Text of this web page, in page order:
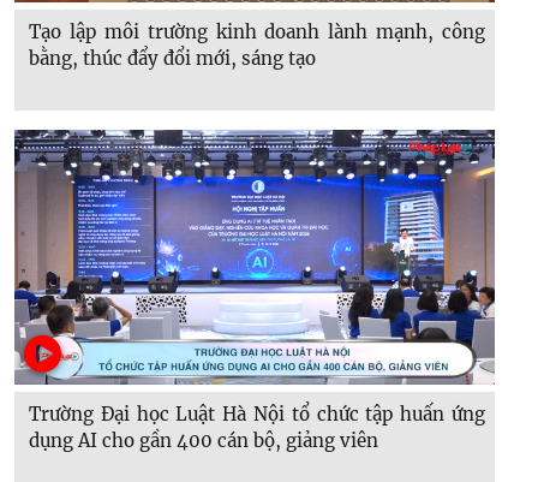
Tạo lập môi trường kinh doanh lành mạnh, công
bằng, thúc đẩy đổi mới, sáng tạo
Trường Đại học Luật Hà Nội tổ chức tập huấn ứng
dụng AI cho gần 400 cán bộ, giảng viên